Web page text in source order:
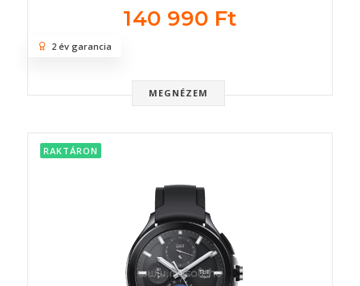
140 990 Ft
MEGNÉZEM
2 év garancia
RAKTÁRON